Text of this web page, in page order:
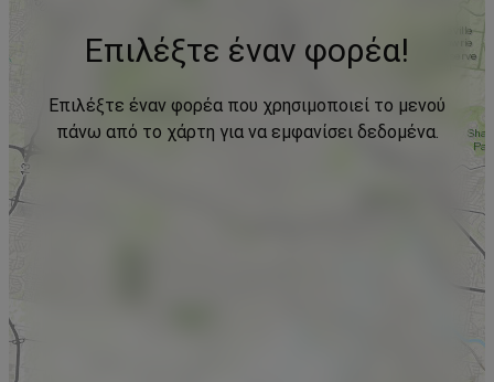
Επιλέξτε έναν φορέα!
Επιλέξτε έναν φορέα που χρησιμοποιεί το μενού
πάνω από το χάρτη για να εμφανίσει δεδομένα.